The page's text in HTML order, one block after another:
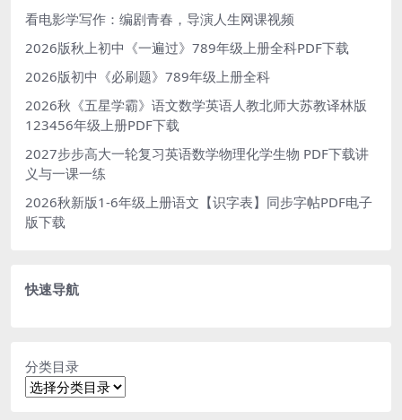
看电影学写作：编剧青春，导演人生网课视频
2026版秋上初中《一遍过》789年级上册全科PDF下载
2026版初中《必刷题》789年级上册全科
2026秋《五星学霸》语文数学英语人教北师大苏教译林版
123456年级上册PDF下载
2027步步高大一轮复习英语数学物理化学生物 PDF下载讲
义与一课一练
2026秋新版1-6年级上册语文【识字表】同步字帖PDF电子
版下载
快速导航
分类目录